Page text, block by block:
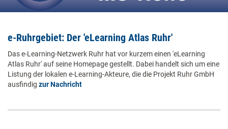
e-Ruhrgebiet: Der 'eLearning Atlas Ruhr'
Das e-Learning-Netzwerk Ruhr hat vor kurzem einen 'eLearning
Atlas Ruhr' auf seine Homepage gestellt. Dabei handelt sich um eine
Listung der lokalen e-Learning-Akteure, die die Projekt Ruhr GmbH
ausfindig zur Nachricht